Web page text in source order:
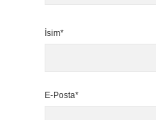
İsim*
E-Posta*